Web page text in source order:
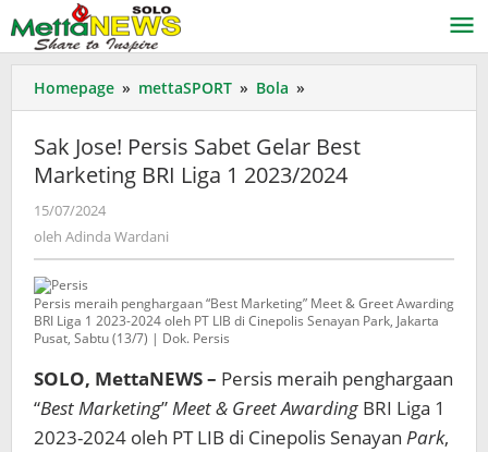
ke
konten
Homepage » mettaSPORT » Bola »
Jose!
Sabet
Gelar
2023/2024
Sak Jose! Persis Sabet Gelar Best
Marketing BRI Liga 1 2023/2024
15/07/2024
Adinda
oleh Adinda Wardani
Persis meraih penghargaan “Best Marketing” Meet & Greet Awarding
BRI Liga 1 2023-2024 oleh PT LIB di Cinepolis Senayan Park, Jakarta
Pusat, Sabtu (13/7) | Dok. Persis
SOLO, MettaNEWS – Persis meraih penghargaan
“Best Marketing”Meet & Greet Awarding BRI Liga 1
2023-2024 oleh PT LIB di Cinepolis Senayan Park,